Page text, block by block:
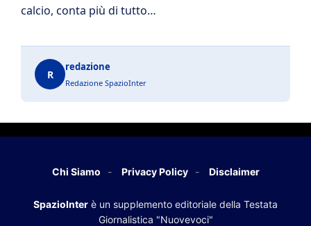
calcio, conta più di tutto…
R
redazione
Redazione SpazioInter
Chi Siamo Privacy Policy Disclaimer
SpazioInter è un supplemento editoriale della Testata
Giornalistica "Nuovevoci"